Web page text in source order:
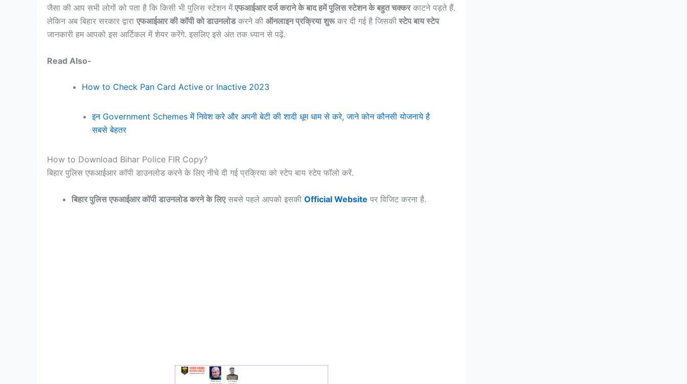
जैसा की आप सभी लोगों को पता है कि किसी भी पुलिस स्टेशन मेंएफआईआर दर्ज कराने के बाद हमें पुलिस स्टेशन के बहुत चक्करकाटने पड़ते हैं.
लेकिन अब बिहार सरकार द्वारा एफआईआर की कॉपी को डाउनलोडकरने की ऑनलाइन प्रक्रिया शुरूकर दी गई है जिसकी स्टेप बाय स्टेप
जानकारी हम आपको इस आर्टिकल में शेयर करेंगे. इसलिए इसे अंत तक ध्यान से पढ़ें.
Read Also-
How to Check Pan Card Active or Inactive 2023
इन Government Schemes में निवेश करे और अपनी बेटी की शादी धूम धाम से करे, जाने कोन कौनसी योजनाये है
सबसे बेहतर
How to Download Bihar Police FIR Copy?
बिहार पुलिस एफआईआर कॉपी डाउनलोड करने के लिए नीचे दी गई प्रक्रिया को स्टेप बाय स्टेप फॉलो करें.
बिहार पुलिस एफआईआर कॉपी डाउनलोड करने के लिएसबसे पहले आपको इसकी Official Website पर विजिट करना है.